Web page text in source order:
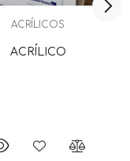
ACRÍLICOS
ACRÍLICO